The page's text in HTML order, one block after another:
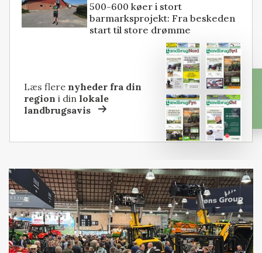
500-600 køer i stort
barmarksprojekt: Fra beskeden
start til store drømme
Læs flere nyheder fra din
region i dinlokale
landbrugsavis